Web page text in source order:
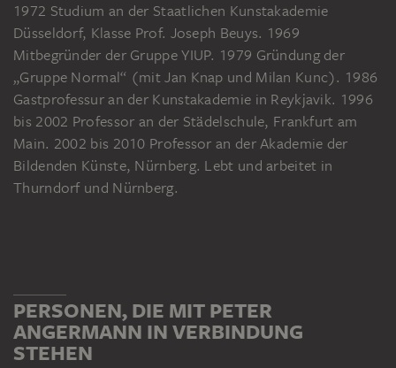
1972 Studium an der Staatlichen Kunstakademie
Düsseldorf, Klasse Prof. Joseph Beuys. 1969
Mitbegründer der Gruppe YIUP. 1979 Gründung der
„Gruppe Normal“ (mit Jan Knap und Milan Kunc). 1986
Gastprofessur an der Kunstakademie in Reykjavik. 1996
bis 2002 Professor an der Städelschule, Frankfurt am
Main. 2002 bis 2010 Professor an der Akademie der
Bildenden Künste, Nürnberg. Lebt und arbeitet in
Thurndorf und Nürnberg.
PERSONEN, DIE MIT PETER
ANGERMANN IN VERBINDUNG
STEHEN